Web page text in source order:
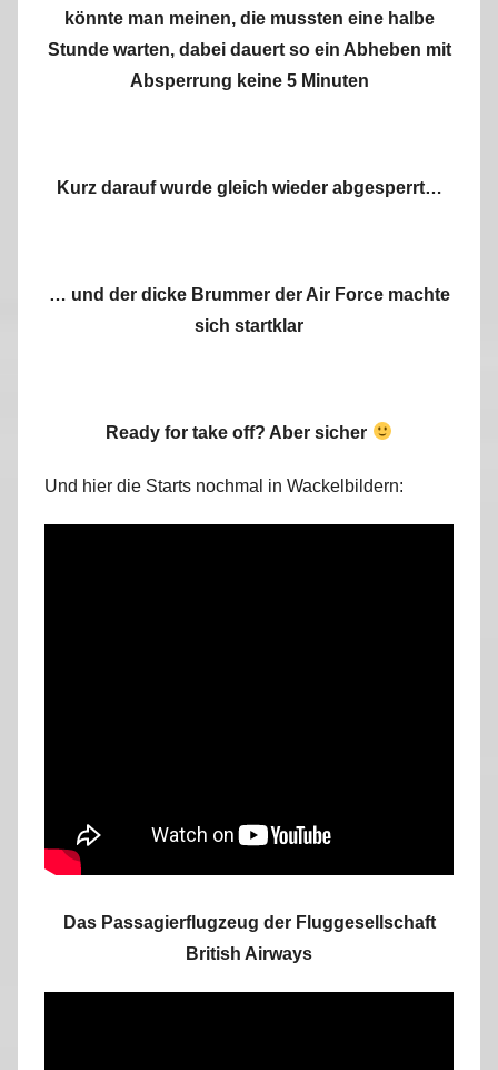
könnte man meinen, die mussten eine halbe
Stunde warten, dabei dauert so ein Abheben mit
Absperrung keine 5 Minuten
Kurz darauf wurde gleich wieder abgesperrt…
… und der dicke Brummer der Air Force machte
sich startklar
Ready for take off? Aber sicher
Und hier die Starts nochmal in Wackelbildern:
Das Passagierflugzeug der Fluggesellschaft
British Airways